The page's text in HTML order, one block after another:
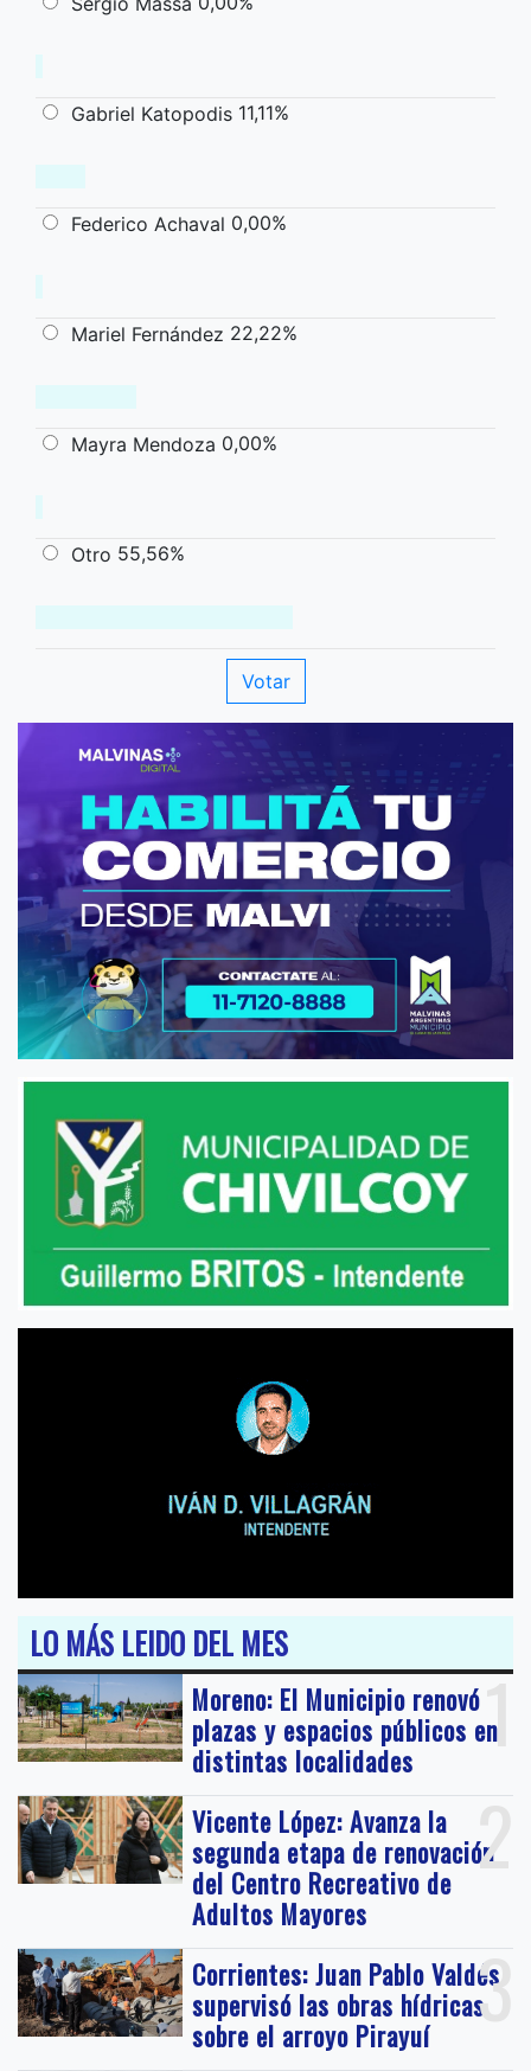
Gabriel Katopodis 11,11%
Federico Achaval 0,00%
Mariel Fernández 22,22%
Mayra Mendoza 0,00%
Otro 55,56%
LO MÁS LEIDO DEL MES
1
Moreno: El Municipio renovó
plazas y espacios públicos en
distintas localidades
2
Vicente López: Avanza la
segunda etapa de renovación
del Centro Recreativo de
Adultos Mayores
3
Corrientes: Juan Pablo Valdés
supervisó las obras hídricas
sobre el arroyo Pirayuí